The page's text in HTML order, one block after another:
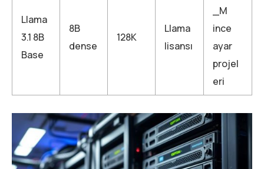
Llama
3.1 8B
Base
8B
dense
128K
Llama
lisansı
_M
ince
ayar
projel
eri